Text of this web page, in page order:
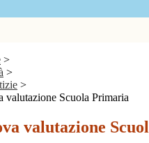
>
>
>
valutazione Scuola Primaria
valutazione